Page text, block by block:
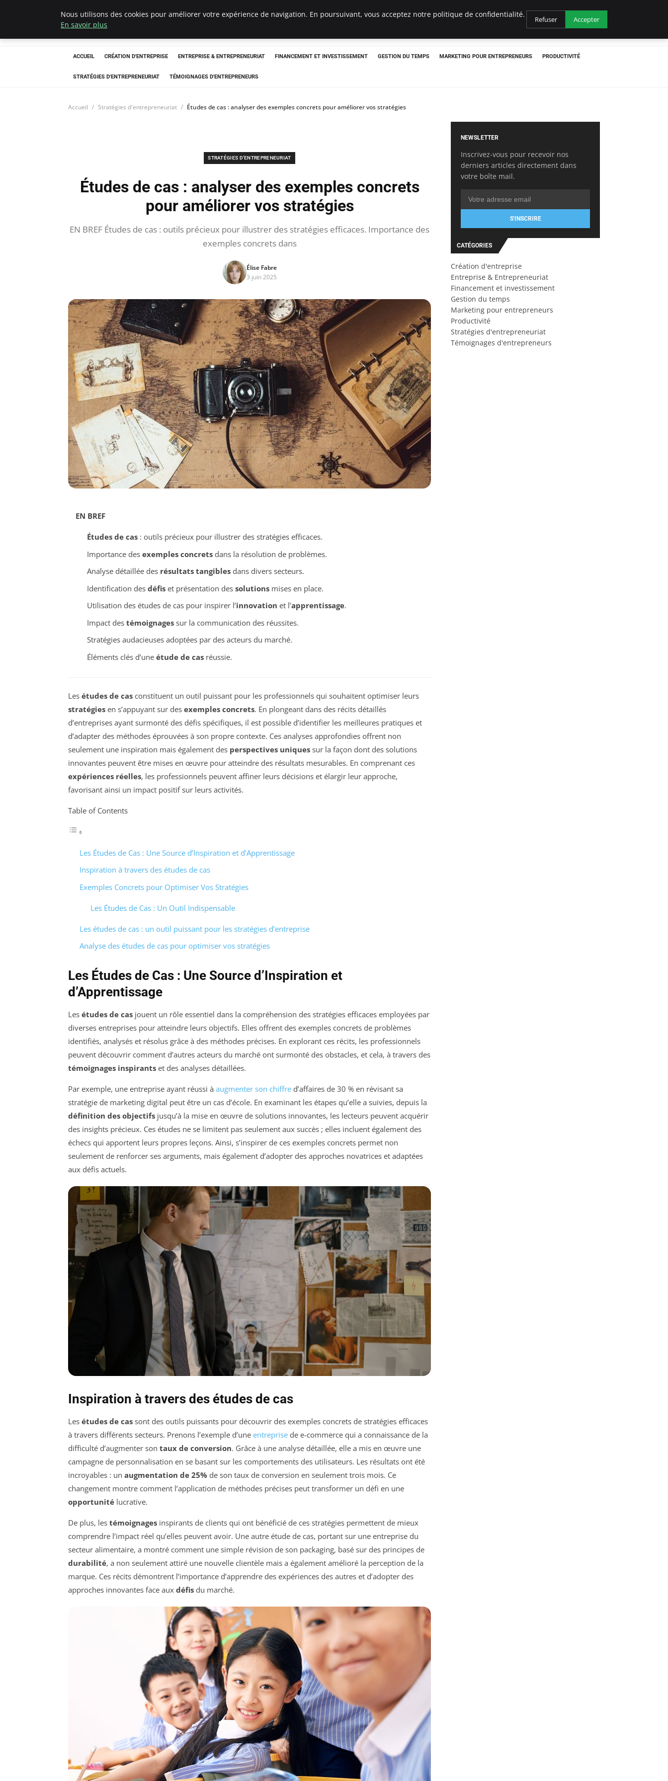
LECFCM
ACCUEIL CRÉATION D'ENTREPRISE ENTREPRISE & ENTREPRENEURIAT FINANCEMENT ET INVESTISSEMENT GESTION DU TEMPS MARKETING POUR ENTREPRENEURS PRODUCTIVITÉ
STRATÉGIES D'ENTREPRENEURIAT TÉMOIGNAGES D'ENTREPRENEURS
Accueil Stratégies d'entrepreneuriat Études de cas : analyser des exemples concrets pour améliorer vos stratégies
STRATÉGIES D'ENTREPRENEURIAT
Études de cas : analyser des exemples concrets
pour améliorer vos stratégies
EN BREF Études de cas : outils précieux pour illustrer des stratégies efficaces. Importance des
exemples concrets dans
Élise Fabre
3 juin 2025
EN BREF
Études de cas: outils précieux pour illustrer des stratégies efficaces.
Importance des exemples concretsdans la résolution de problèmes.
Analyse détaillée des résultats tangiblesdans divers secteurs.
Identification des défiset présentation des solutionsmises en place.
Utilisation des études de cas pour inspirer l’innovation et l’apprentissage.
Impact des témoignagessur la communication des réussites.
Stratégies audacieuses adoptées par des acteurs du marché.
Éléments clés d’une étude de casréussie.
Les études de cas constituent un outil puissant pour les professionnels qui souhaitent optimiser leurs
stratégies en s’appuyant sur des exemples concrets. En plongeant dans des récits détaillés
d’entreprises ayant surmonté des défis spécifiques, il est possible d’identifier les meilleures pratiques et
d’adapter des méthodes éprouvées à son propre contexte. Ces analyses approfondies offrent non
seulement une inspiration mais également des perspectives uniques sur la façon dont des solutions
innovantes peuvent être mises en œuvre pour atteindre des résultats mesurables. En comprenant ces
expériences réelles, les professionnels peuvent affiner leurs décisions et élargir leur approche,
favorisant ainsi un impact positif sur leurs activités.
Table of Contents
Les Études de Cas : Une Source d’Inspiration et d’Apprentissage
Inspiration à travers des études de cas
Exemples Concrets pour Optimiser Vos Stratégies
Les Études de Cas : Un Outil Indispensable
Les études de cas : un outil puissant pour les stratégies d’entreprise
Analyse des études de cas pour optimiser vos stratégies
Les Études de Cas : Une Source d’Inspiration et
d’Apprentissage
Les études de cas jouent un rôle essentiel dans la compréhension des stratégies efficaces employées par
diverses entreprises pour atteindre leurs objectifs. Elles offrent des exemples concrets de problèmes
identifiés, analysés et résolus grâce à des méthodes précises. En explorant ces récits, les professionnels
peuvent découvrir comment d’autres acteurs du marché ont surmonté des obstacles, et cela, à travers des
témoignages inspirants et des analyses détaillées.
Par exemple, une entreprise ayant réussi à augmenter son chiffre d’affaires de 30 % en révisant sa
stratégie de marketing digital peut être un cas d’école. En examinant les étapes qu’elle a suivies, depuis la
définition des objectifs jusqu’à la mise en œuvre de solutions innovantes, les lecteurs peuvent acquérir
des insights précieux. Ces études ne se limitent pas seulement aux succès ; elles incluent également des
échecs qui apportent leurs propres leçons. Ainsi, s’inspirer de ces exemples concrets permet non
seulement de renforcer ses arguments, mais également d’adopter des approches novatrices et adaptées
aux défis actuels.
Inspiration à travers des études de cas
Les études de cas sont des outils puissants pour découvrir des exemples concrets de stratégies efficaces
à travers différents secteurs. Prenons l’exemple d’une entreprise de e-commerce qui a connaissance de la
difficulté d’augmenter son taux de conversion. Grâce à une analyse détaillée, elle a mis en œuvre une
campagne de personnalisation en se basant sur les comportements des utilisateurs. Les résultats ont été
incroyables : un augmentation de 25% de son taux de conversion en seulement trois mois. Ce
changement montre comment l’application de méthodes précises peut transformer un défi en une
opportunité lucrative.
De plus, les témoignages inspirants de clients qui ont bénéficié de ces stratégies permettent de mieux
comprendre l’impact réel qu’elles peuvent avoir. Une autre étude de cas, portant sur une entreprise du
secteur alimentaire, a montré comment une simple révision de son packaging, basé sur des principes de
durabilité, a non seulement attiré une nouvelle clientèle mais a également amélioré la perception de la
marque. Ces récits démontrent l’importance d’apprendre des expériences des autres et d’adopter des
approches innovantes face aux défis du marché.
NEWSLETTER
Inscrivez-vous pour recevoir nos
derniers articles directement dans
votre boîte mail.
S'INSCRIRE
CATÉGORIES
Création d'entreprise
Entreprise & Entrepreneuriat
Financement et investissement
Gestion du temps
Marketing pour entrepreneurs
Productivité
Stratégies d'entrepreneuriat
Témoignages d'entrepreneurs
Nous utilisons des cookies pour améliorer votre expérience de navigation. En poursuivant, vous acceptez notre politique de confidentialité.
En savoir plus
Refuser Accepter